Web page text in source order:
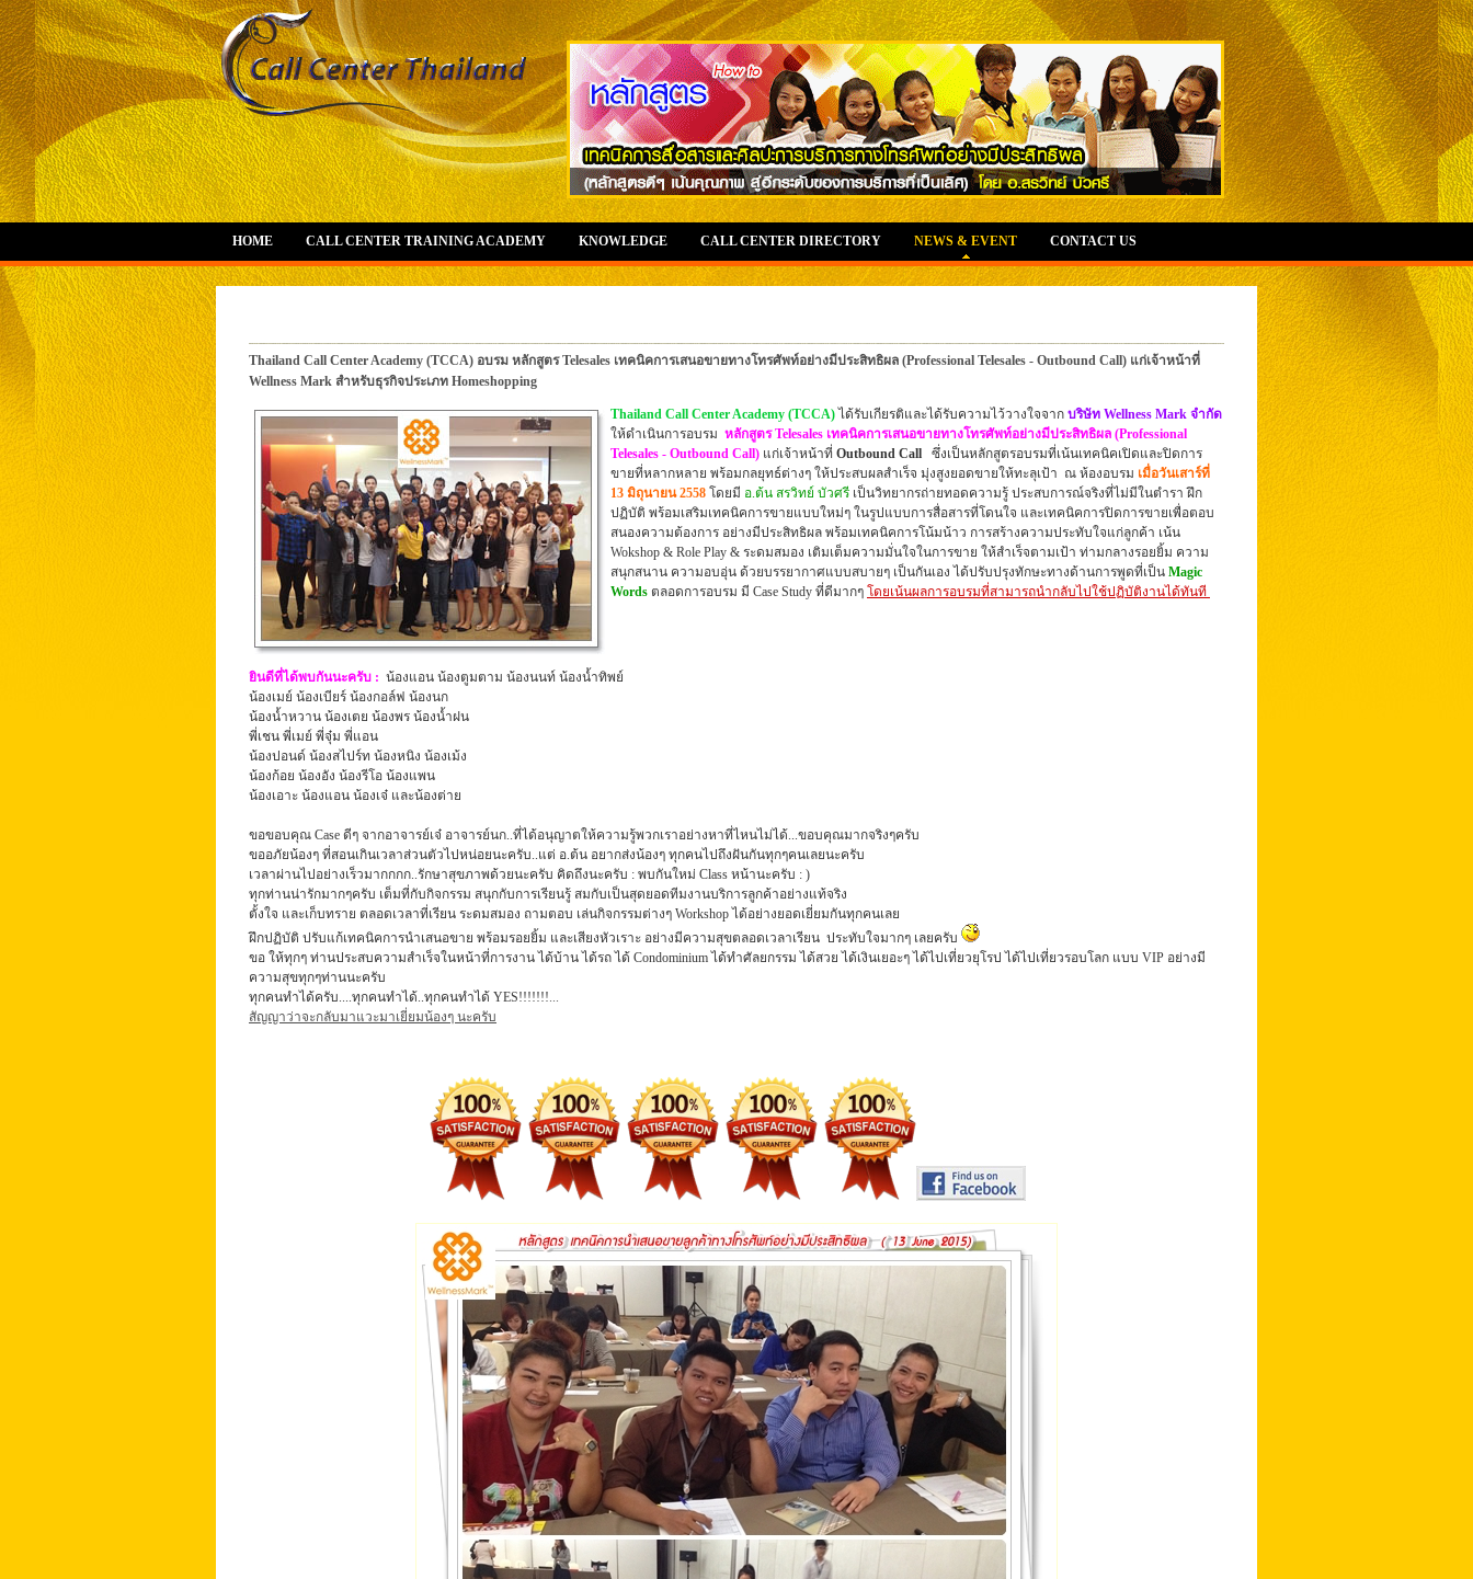
HOME CALL CENTER TRAINING ACADEMY KNOWLEDGE CALL CENTER DIRECTORY NEWS & EVENT CONTACT US
Thailand Call Center Academy (TCCA) อบรม หลักสูตร Telesales เทคนิคการเสนอขายทางโทรศัพท์อย่างมีประสิทธิผล (Professional Telesales - Outbound Call) แก่เจ้าหน้าที่
Wellness Mark สำหรับธุรกิจประเภท Homeshopping
Thailand Call Center Academy (TCCA) ได้รับเกียรติและได้รับความไว้วางใจจาก บริษัท Wellness Mark จำกัด
ให้ดำเนินการอบรม หลักสูตร Telesales เทคนิคการเสนอขายทางโทรศัพท์อย่างมีประสิทธิผล (Professional
Telesales - Outbound Call) แก่เจ้าหน้าที่ Outbound Call
ซึ่งเป็นหลักสูตรอบรมที่เน้นเทคนิคเปิดและปิดการ
ขายที่หลากหลาย พร้อมกลยุทธ์ต่างๆ ให้ประสบผลสำเร็จ มุ่งสูงยอดขายให้ทะลุเป้า ณ ห้องอบรม เมื่อวันเสาร์ที่
13 มิถุนายน 2558 โดยมี อ.ต้น สรวิทย์ บัวศรี เป็นวิทยากรถ่ายทอดความรู้ ประสบการณ์จริงที่ไม่มีในตำราฝึก
ปฏิบัติ พร้อมเสริมเทคนิคการขายแบบใหม่ๆ ในรูปแบบการสื่อสารที่โดนใจ และเทคนิคการปิดการขายเพื่อตอบ
สนองความต้องการ อย่างมีประสิทธิผล พร้อมเทคนิคการโน้มน้าว การสร้างความประทับใจแก่ลูกค้า เน้น
Wokshop & Role Play & ระดมสมอง เติมเต็มความมั่นใจในการขาย ให้สำเร็จตามเป้า ท่ามกลางรอยยิ้ม ความ
สนุกสนาน ความอบอุ่น ด้วยบรรยากาศแบบสบายๆ เป็นกันเอง ได้ปรับปรุงทักษะทางด้านการพูดที่เป็น Magic
Words ตลอดการอบรม มี Case Study ที่ดีมากๆ โดยเน้นผลการอบรมที่สามารถนำกลับไปใช้ปฏิบัติงานได้ทันที
ยินดีที่ได้พบกันนะครับ : น้องแอน น้องตูมตาม น้องนนท์ น้องน้ำทิพย์
น้องเมย์ น้องเบียร์ น้องกอล์ฟ น้องนก
น้องน้ำหวาน น้องเตย น้องพร น้องน้ำฝน
พี่เชน พี่เมย์ พี่จุ๋ม พี่แอน
น้องปอนด์ น้องสไปร์ท น้องหนิง น้องเม้ง
น้องก้อย น้องอัง น้องรีโอ น้องแพน
น้องเอาะ น้องแอน น้องเจ๋ และน้องต่าย
ขอขอบคุณ Case ดีๆ จากอาจารย์เจ๋ อาจารย์นก..ที่ได้อนุญาตให้ความรู้พวกเราอย่างหาที่ไหนไม่ได้...ขอบคุณมากจริงๆครับ
ขออภัยน้องๆ ที่สอนเกินเวลาส่วนตัวไปหน่อยนะครับ..แต่ อ.ต้น อยากส่งน้องๆ ทุกคนไปถึงฝันกันทุกๆคนเลยนะครับ
เวลาผ่านไปอย่างเร็วมากกกก..รักษาสุขภาพด้วยนะครับ คิดถึงนะครับ : พบกันใหม่ Class หน้านะครับ : )
ทุกท่านน่ารักมากๆครับ เต็มที่กับกิจกรรม สนุกกับการเรียนรู้ สมกับเป็นสุดยอดทีมงานบริการลูกค้าอย่างแท้จริง
ตั้งใจ และเก็บทราย ตลอดเวลาที่เรียน ระดมสมอง ถามตอบ เล่นกิจกรรมต่างๆ Workshop ได้อย่างยอดเยี่ยมกันทุกคนเลย
ฝึกปฏิบัติ ปรับแก้เทคนิคการนำเสนอขาย พร้อมรอยยิ้ม และเสียงหัวเราะ อย่างมีความสุขตลอดเวลาเรียน ประทับใจมากๆ เลยครับ
ขอ ให้ทุกๆ ท่านประสบความสำเร็จในหน้าที่การงาน ได้บ้าน ได้รถ ได้ Condominium ได้ทำศัลยกรรม ได้สวย ได้เงินเยอะๆ ได้ไปเที่ยวยุโรป ได้ไปเที่ยวรอบโลก แบบ VIP อย่างมี
ความสุขทุกๆท่านนะครับ
ทุกคนทำได้ครับ....ทุกคนทำได้..ทุกคนทำได้ YES!!!!!!!...
สัญญาว่าจะกลับมาแวะมาเยี่ยมน้องๆ นะครับ